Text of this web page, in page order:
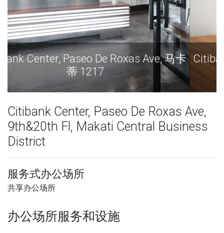
Citibank Center, Paseo De Roxas Ave, 马卡
蒂 1217
Citibank Center, Paseo De Roxas Ave,
9th&20th Fl, Makati Central Business
District
服务式办公场所
共享办公场所
办公场所服务和设施